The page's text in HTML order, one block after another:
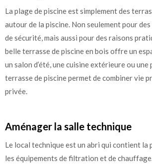
La plage de piscine est simplement des
autour de la piscine. Non seulement pour
de sécurité, mais aussi pour des raisons
belle terrasse de piscine en bois offre un
un salon d’été, une cuisine extérieure ou une
terrasse de piscine permet de combiner vie
privée.
Aménager la salle technique
Le local technique est un abri qui contient la
les équipements de filtration et de